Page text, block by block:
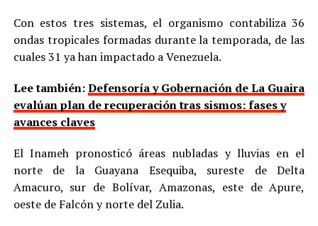
Con estos tres sistemas, el organismo contabiliza 36
ondas tropicales formadas durante la temporada, de las
cuales 31 ya han impactado a Venezuela.
Lee también:Defensoría y Gobernación de La Guaira
evalúan plan de recuperación tras sismos: fases y
avances claves
El Inameh pronosticó áreas nubladas y lluvias en el
norte de la Guayana Esequiba, sureste de Delta
Amacuro, sur de Bolívar, Amazonas, este de Apure,
oeste de Falcón y norte del Zulia.